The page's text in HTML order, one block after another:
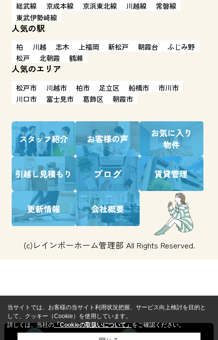
総武線
京成本線 京浜東北線 川越線
常磐線
東武伊勢崎線
人気の駅
柏 川越 志木 上福岡 新松戸 朝霞台
ふじみ野
松戸
北朝霞 鶴瀬
人気のエリア
松戸市 川越市 柏市 足立区 船橋市
市川市
川口市
富士見市 葛飾区 朝霞市
(c)レインボーホーム管理部 All Rights Reserved.
当サイトでは、お客様の当サイト利用状況把握、サービス向上検討を目的と
して、クッキー（Cookie）を使用しています。
詳しくは、当社の「Cookieの取扱いについて」をご確認ください。